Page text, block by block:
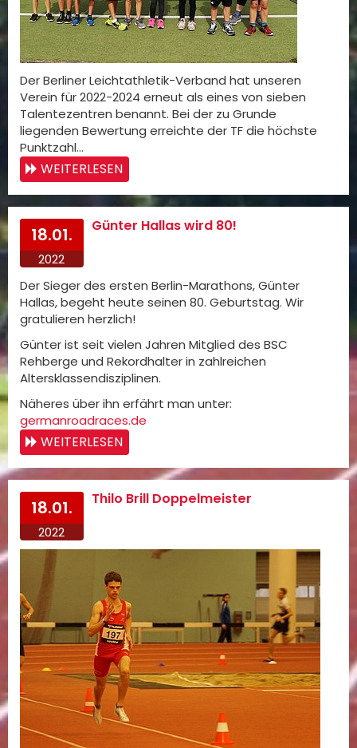
Der Berliner Leichtathletik-Verband hat unseren
Verein für 2022-2024 erneut als eines von sieben
Talentezentren benannt. Bei der zu Grunde
liegenden Bewertung erreichte der TF die höchste
Punktzahl…
WEITERLESEN
18.01.
2022
Günter Hallas wird 80!
Der Sieger des ersten Berlin-Marathons, Günter
Hallas, begeht heute seinen 80. Geburtstag. Wir
gratulieren herzlich!
Günter ist seit vielen Jahren Mitglied des BSC
Rehberge und Rekordhalter in zahlreichen
Altersklassendisziplinen.
Näheres über ihn erfährt man unter:
germanroadraces.de
WEITERLESEN
18.01.
2022
Thilo Brill Doppelmeister